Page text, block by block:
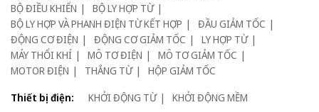
BỘ ĐIỀU KHIỂN
BỘ LY HỢP TỪ
BỘ LY HỢP VÀ PHANH ĐIỆN TỪ KẾT HỢP
ĐẦU GIẢM TỐC
ĐỘNG CƠ ĐIỆN
ĐỘNG CƠ GIẢM TỐC
LY HỢP TỪ
MÁY THỔI KHÍ
MÔ TƠ ĐIỆN
MÔ TƠ GIẢM TỐC
MOTOR ĐIỆN
THẮNG TỪ
HỘP GIẢM TỐC
Thiết bị điện:
KHỞI ĐỘNG TỪ
KHỞI ĐỘNG MỀM